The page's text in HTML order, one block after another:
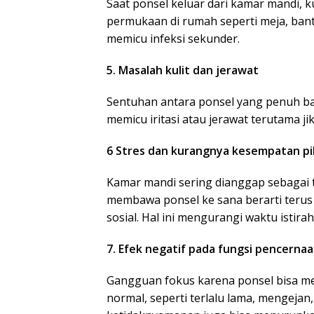
Saat ponsel keluar dari kamar mandi,
permukaan di rumah seperti meja,
memicu infeksi sekunder.
5. Masalah kulit dan jerawat
Sentuhan antara ponsel yang penuh
memicu iritasi atau jerawat terutama
6 Stres dan kurangnya kesempatan
Kamar mandi sering dianggap
membawa ponsel ke sana berarti
sosial. Hal ini mengurangi waktu
7. Efek negatif pada fungsi
Gangguan fokus karena ponsel bisa
normal, seperti terlalu lama,